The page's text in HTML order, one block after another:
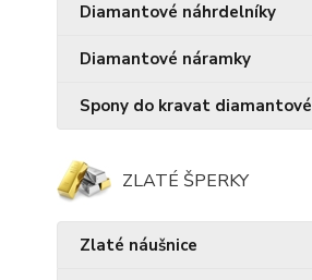
Diamantové náhrdelníky
Diamantové náramky
Spony do kravat diamantové
ZLATÉ ŠPERKY
Zlaté náušnice